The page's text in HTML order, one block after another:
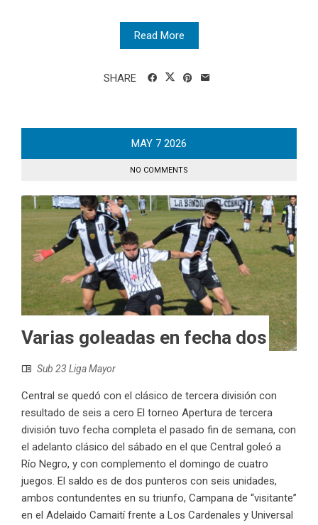
Read More
SHARE
MAY 7 2026
NO COMMENTS
Varias goleadas en fecha dos
Sub 23 Liga Mayor
Central se quedó con el clásico de tercera división con
resultado de seis a cero El torneo Apertura de tercera
división tuvo fecha completa el pasado fin de semana, con
el adelanto clásico del sábado en el que Central goleó a
Río Negro, y con complemento el domingo de cuatro
juegos. El saldo es de dos punteros con seis unidades,
ambos contundentes en su triunfo, Campana de “visitante”
en el Adelaido Camaití frente a Los Cardenales y Universal